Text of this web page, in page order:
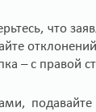
что
– с правой